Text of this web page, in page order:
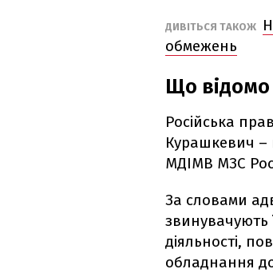
ДИВІТЬСЯ ТАКОЖ
обмежень
Що
Російська
Курашкевич –
МДІМВ МЗС
За словами
звинувачують
діяльності,
обладнання до